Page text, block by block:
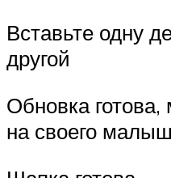
Вставьте одну
другой
Обновка
на своего